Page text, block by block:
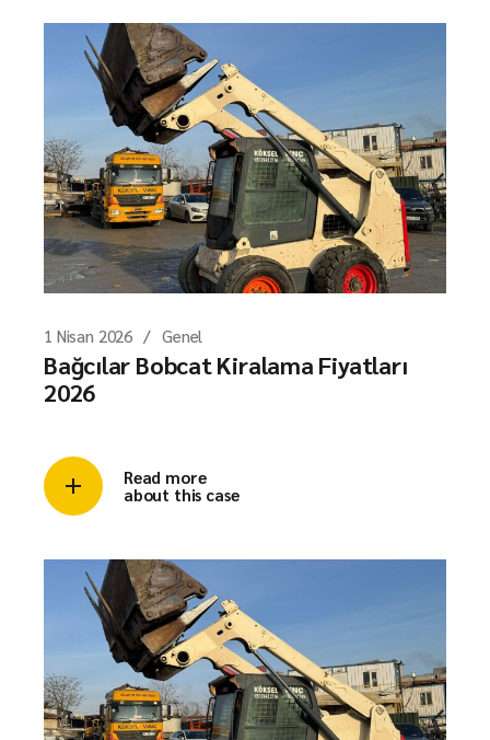
1 Nisan 2026 Genel
Bağcılar Bobcat Kiralama Fiyatları
2026
Read more
about this case